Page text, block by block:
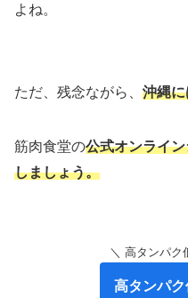
よね。
ただ、残念ながら、 沖縄
筋肉食堂の公式オンライ
しましょう。
＼ 高タンパク
高タンパ